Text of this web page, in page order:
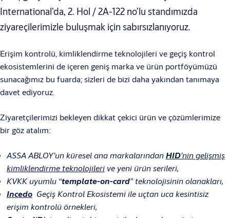
International’da, 2. Hol / 2A-122 no’lu standımızda
ziyareçilerimizle buluşmak için sabırsızlanıyoruz.
Erişim kontrolü, kimliklendirme teknolojileri ve geçiş kontrol
ekosistemlerini de içeren geniş marka ve ürün portföyümüzü
sunacağımız bu fuarda; sizleri de bizi daha yakından tanımaya
davet ediyoruz.
Ziyaretçilerimizi bekleyen dikkat çekici ürün ve çözümlerimize
bir göz atalım:
ASSA ABLOY’un küresel ana markalarındanHID’nin gelişmiş
kimliklendirme teknolojilerive yeni ürün serileri,
KVKK uyumlu “template-on-card” teknolojisinin olanakları,
IncedoGeçiş Kontrol Ekosistemi ile uçtan uca kesintisiz
erişim kontrolü örnekleri,